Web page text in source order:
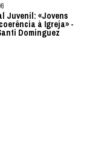
Juvenil: «Jovens
à Igreja» -
Dominguez